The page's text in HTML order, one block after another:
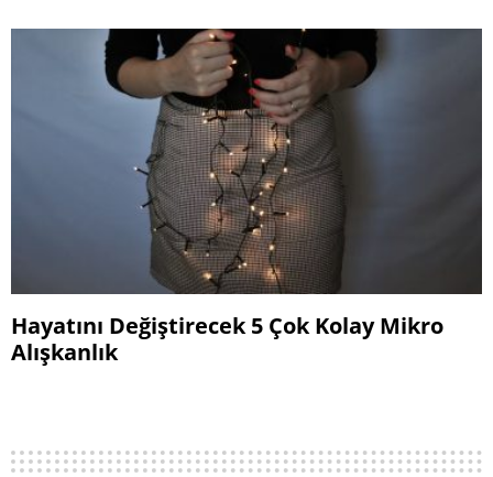
Hayatını Değiştirecek 5 Çok Kolay Mikro
Alışkanlık